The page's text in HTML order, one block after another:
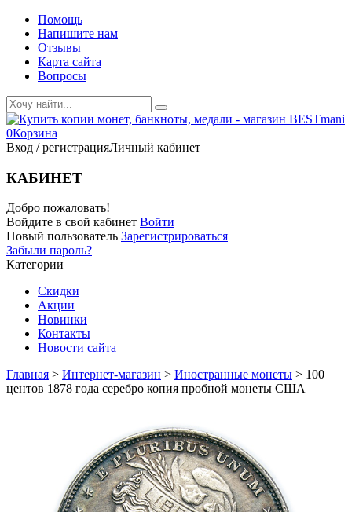
Помощь
Напишите нам
Отзывы
Карта сайта
Вопросы
0Корзина
Вход / регистрацияЛичный кабинет
КАБИНЕТ
Добро пожаловать!
Войдите в свой кабинет Войти
Новый пользователь Зарегистрироваться
Забыли пароль?
Категории
Скидки
Акции
Новинки
Контакты
Новости сайта
Главная > Интернет-магазин > Иностранные монеты > 100
центов 1878 года серебро копия пробной монеты США